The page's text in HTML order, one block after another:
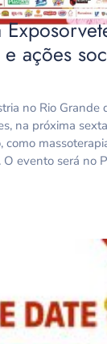
ações
no Rio
na próxima
como
evento será no